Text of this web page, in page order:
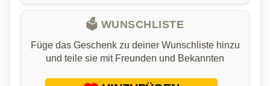
🗳️ WUNSCHLISTE
Füge das Geschenk zu deiner Wunschliste hinzu
und teile sie mit Freunden und Bekannten